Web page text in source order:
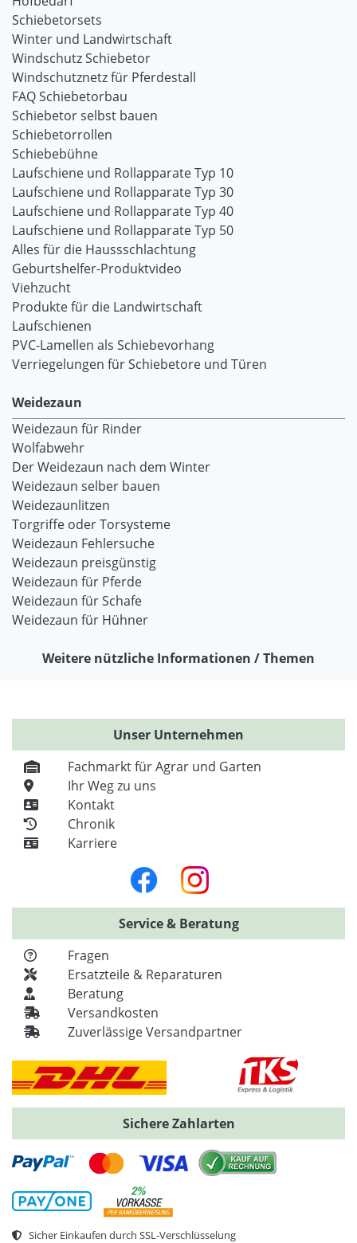
Schiebetorsets
Winter und Landwirtschaft
Windschutz Schiebetor
Windschutznetz für Pferdestall
FAQ Schiebetorbau
Schiebetor selbst bauen
Schiebetorrollen
Schiebebühne
Laufschiene und Rollapparate Typ 10
Laufschiene und Rollapparate Typ 30
Laufschiene und Rollapparate Typ 40
Laufschiene und Rollapparate Typ 50
Alles für die Haussschlachtung
Geburtshelfer-Produktvideo
Viehzucht
Produkte für die Landwirtschaft
Laufschienen
PVC-Lamellen als Schiebevorhang
Verriegelungen für Schiebetore und Türen
Weidezaun
Weidezaun für Rinder
Wolfabwehr
Der Weidezaun nach dem Winter
Weidezaun selber bauen
Weidezaunlitzen
Torgriffe oder Torsysteme
Weidezaun Fehlersuche
Weidezaun preisgünstig
Weidezaun für Pferde
Weidezaun für Schafe
Weidezaun für Hühner
Weitere nützliche Informationen / Themen
Unser Unternehmen
Fachmarkt für Agrar und Garten
Ihr Weg zu uns
Kontakt
Chronik
Karriere
Service & Beratung
Fragen
Ersatzteile & Reparaturen
Beratung
Versandkosten
Zuverlässige Versandpartner
Sichere Zahlarten
Sicher Einkaufen durch SSL-Verschlüsselung